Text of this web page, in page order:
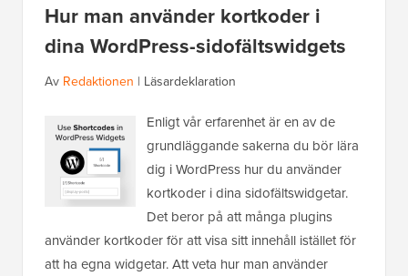
Hur man använder kortkoder i
dina WordPress-sidofältswidgets
Av Redaktionen | Läsardeklaration
Enligt vår erfarenhet är en av de
grundläggande sakerna du bör lära
dig i WordPress hur du använder
kortkoder i dina sidofältswidgetar.
Det beror på att många plugins
använder kortkoder för att visa sitt innehåll istället för
att ha egna widgetar. Att veta hur man använder